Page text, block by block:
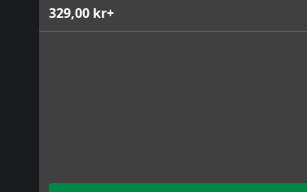
329,00 kr+